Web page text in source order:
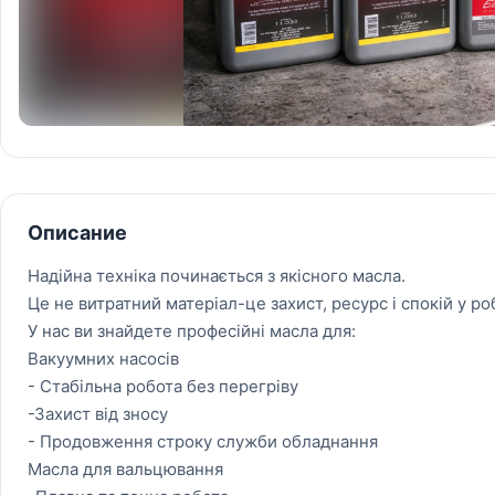
Описание
Надійна техніка починається з якісного масла.
Це не витратний матеріал-це захист, ресурс і спокій у
У нас ви знайдете професійні масла для:
Вакуумних насосів
- Стабільна робота без перегріву
-Захист від зносу
- Продовження строку служби обладнання
Масла для вальцювання